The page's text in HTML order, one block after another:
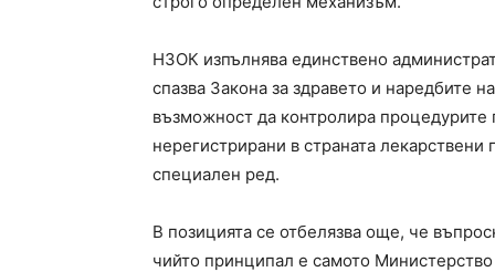
НЗОК изпълнява единствено
спазва Закона за здравето и наредбите
възможност да контролира
нерегистрирани в страната
специален ред.
В позицията се отбелязва още, че
чийто принципал е самото